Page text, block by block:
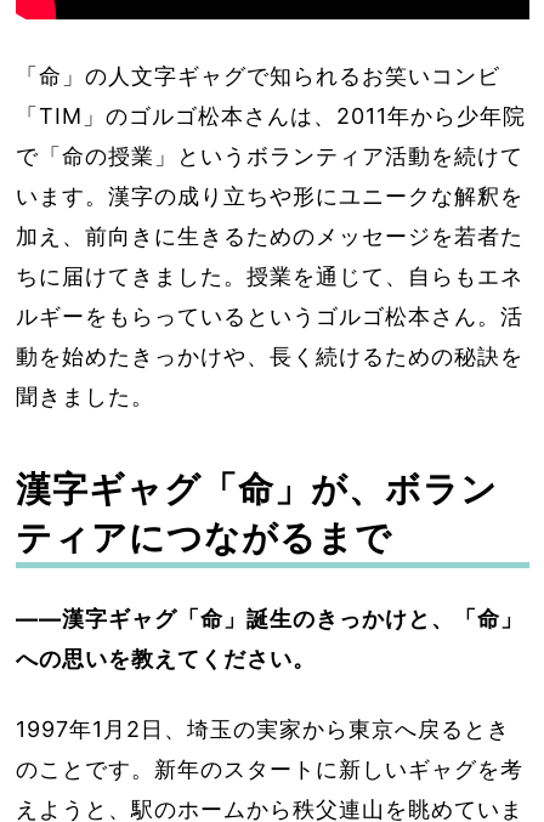
「命」の人文字ギャグで知られるお笑いコンビ
「TIM」のゴルゴ松本さんは、2011年から少年院
で「命の授業」というボランティア活動を続けて
います。漢字の成り立ちや形にユニークな解釈を
加え、前向きに生きるためのメッセージを若者た
ちに届けてきました。授業を通じて、自らもエネ
ルギーをもらっているというゴルゴ松本さん。活
動を始めたきっかけや、長く続けるための秘訣を
聞きました。
漢字ギャグ「命」が、ボラン
ティアにつながるまで
――漢字ギャグ「命」誕生のきっかけと、「命」
への思いを教えてください。
1997年1月2日、埼玉の実家から東京へ戻るとき
のことです。新年のスタートに新しいギャグを考
えようと、駅のホームから秩父連山を眺めていま